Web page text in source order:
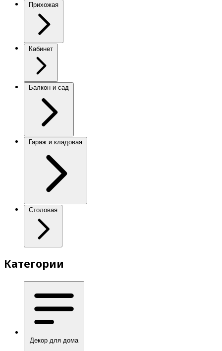
Прихожая
Кабинет
Балкон и сад
Гараж и кладовая
Столовая
Категории
Декор для дома